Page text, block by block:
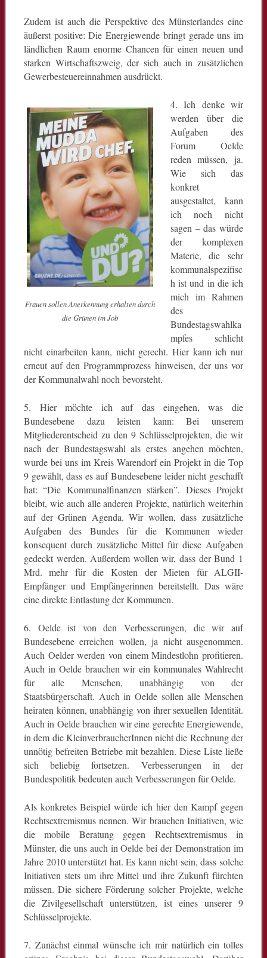
Zudem ist auch die Perspektive des Münsterlandes eine
äußerst positive: Die Energiewende bringt gerade uns im
ländlichen Raum enorme Chancen für einen neuen und
starken Wirtschaftszweig, der sich auch in zusätzlichen
Gewerbesteuereinnahmen ausdrückt.
Frauen sollen Anerkennung erhalten durch
die Grünen im Job
4. Ich denke wir
werden über die
Aufgaben des
Forum Oelde
reden müssen, ja.
Wie sich das
konkret
ausgestaltet, kann
ich noch nicht
sagen – das würde
der komplexen
Materie, die sehr
kommunalspezifisc
h ist und in die ich
mich im Rahmen
des
Bundestagswahlka
mpfes schlicht
nicht einarbeiten kann, nicht gerecht. Hier kann ich nur
erneut auf den Programmprozess hinweisen, der uns vor
der Kommunalwahl noch bevorsteht.
5. Hier möchte ich auf das eingehen, was die
Bundesebene dazu leisten kann: Bei unserem
Mitgliederentscheid zu den 9 Schlüsselprojekten, die wir
nach der Bundestagswahl als erstes angehen möchten,
wurde bei uns im Kreis Warendorf ein Projekt in die Top
9 gewählt, dass es auf Bundesebene leider nicht geschafft
hat: “Die Kommunalfinanzen stärken”. Dieses Projekt
bleibt, wie auch alle anderen Projekte, natürlich weiterhin
auf der Grünen Agenda. Wir wollen, dass zusätzliche
Aufgaben des Bundes für die Kommunen wieder
konsequent durch zusätzliche Mittel für diese Aufgaben
gedeckt werden. Außerdem wollen wir, dass der Bund 1
Mrd. mehr für die Kosten der Mieten für ALGII-
Empfänger und Empfängerinnen bereitstellt. Das wäre
eine direkte Entlastung der Kommunen.
6. Oelde ist von den Verbesserungen, die wir auf
Bundesebene erreichen wollen, ja nicht ausgenommen.
Auch Oelder werden von einem Mindestlohn profitieren.
Auch in Oelde brauchen wir ein kommunales Wahlrecht
für alle Menschen, unabhängig von der
Staatsbürgerschaft. Auch in Oelde sollen alle Menschen
heiraten können, unabhängig von ihrer sexuellen Identität.
Auch in Oelde brauchen wir eine gerechte Energiewende,
in dem die KleinverbraucherInnen nicht die Rechnung der
unnötig befreiten Betriebe mit bezahlen. Diese Liste ließe
sich beliebig fortsetzen. Verbesserungen in der
Bundespolitik bedeuten auch Verbesserungen für Oelde.
Als konkretes Beispiel würde ich hier den Kampf gegen
Rechtsextremismus nennen. Wir brauchen Initiativen, wie
die mobile Beratung gegen Rechtsextremismus in
Münster, die uns auch in Oelde bei der Demonstration im
Jahre 2010 unterstützt hat. Es kann nicht sein, dass solche
Initiativen stets um ihre Mittel und ihre Zukunft fürchten
müssen. Die sichere Förderung solcher Projekte, welche
die Zivilgesellschaft unterstützen, ist eines unserer 9
Schlüsselprojekte.
7. Zunächst einmal wünsche ich mir natürlich ein tolles